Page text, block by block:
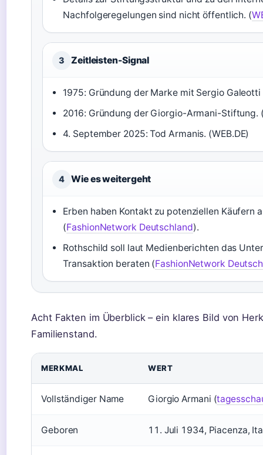
Nachfolgeregelungen sind nicht öffentlich. (
3 Zeitleisten-Signal
1975: Gründung der Marke mit Sergio Galeotti
2016: Gründung der Giorgio-Armani-Stiftung.
4. September 2025: Tod Armanis. (WEB.DE)
4 Wie es weitergeht
Erben haben Kontakt zu potenziellen Käufern
(FashionNetwork Deutschland).
Rothschild soll laut Medienberichten das
Transaktion beraten (FashionNetwork
Acht Fakten im Überblick – ein klares Bild von
Familienstand.
MERKMAL WERT
Vollständiger Name Giorgio Armani (
Geboren 11. Juli 1934, Piacenza,